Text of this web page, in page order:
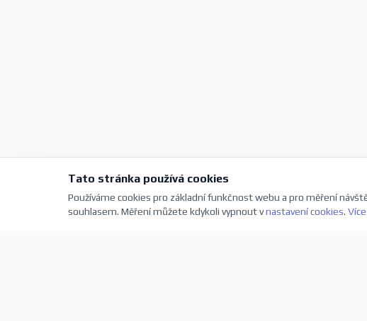
Tato stránka používá cookies
Používáme cookies pro základní funkčnost webu a pro měření
souhlasem. Měření můžete kdykoli vypnout vnastavení cookies.